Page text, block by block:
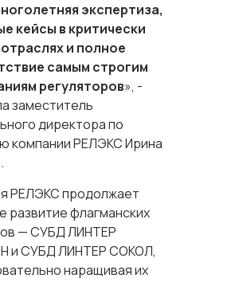
экспертиза,
кейсы в критически
и полное
самым строгим
регуляторов», -
заместитель
директора по
компании РЕЛЭКС Ирина
РЕЛЭКС продолжает
развитие флагманских
— СУБД ЛИНТЕР
и СУБД ЛИНТЕР СОКОЛ,
наращивая их